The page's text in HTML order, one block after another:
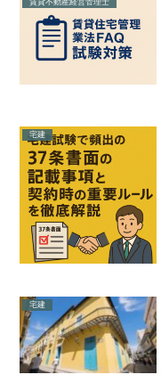
宅建
宅建